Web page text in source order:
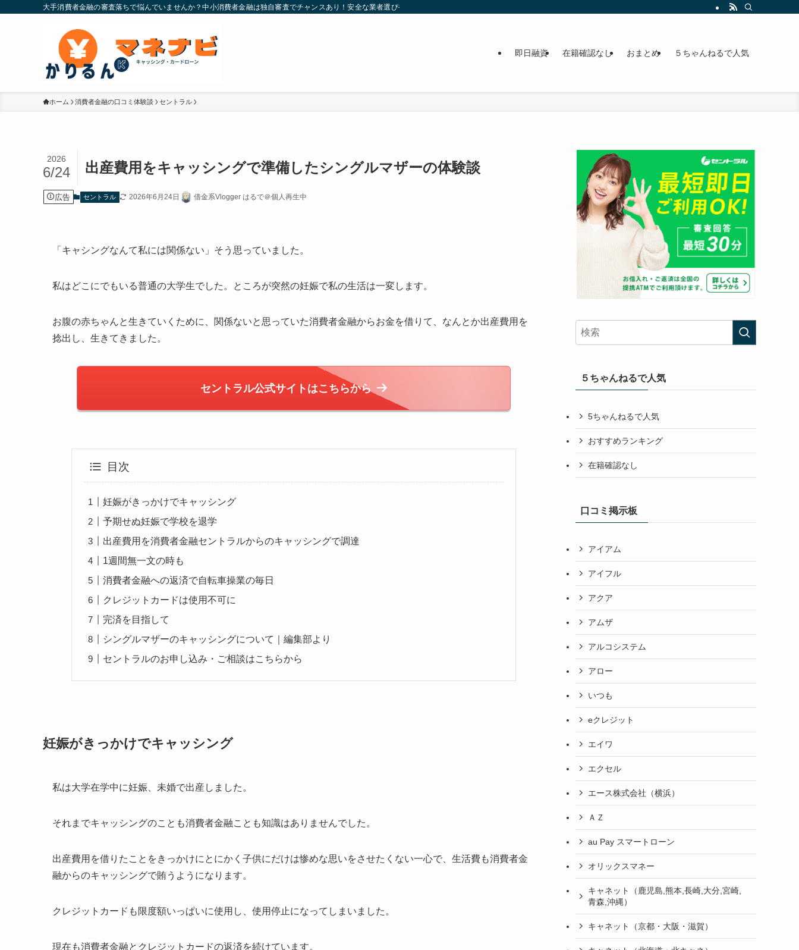
大手消費者金融の審査落ちで悩んでいませんか？中小消費者金融は独自審査でチャンスあり！安全な業者選びや審査通過のポイント、在籍確認なしの方法まで徹底解説。あなたに最適な解決策が見つかる！【FP監修】
即日融資 在籍確認なし おまとめ ５ちゃんねるで人気
ホーム 消費者金融の口コミ体験談 セントラル
出産費用をキャッシングで準備したシングルマザーの体験談
2026
6/24
広告 セントラル 2026年6月24日 借金系Vlogger はるで＠個人再生中
「キャシングなんて私には関係ない」そう思っていました。
私はどこにでもいる普通の大学生でした。ところが突然の妊娠で私の生活は一変します。
お腹の赤ちゃんと生きていくために、関係ないと思っていた消費者金融からお金を借りて、なんとか出産費用を
捻出し、生きてきました。
セントラル公式サイトはこちらから
目次
妊娠がきっかけでキャッシング
予期せぬ妊娠で学校を退学
出産費用を消費者金融セントラルからのキャッシングで調達
1週間無一文の時も
消費者金融への返済で自転車操業の毎日
クレジットカードは使用不可に
完済を目指して
シングルマザーのキャッシングについて｜編集部より
セントラルのお申し込み・ご相談はこちらから
妊娠がきっかけでキャッシング
私は大学在学中に妊娠、未婚で出産しました。
それまでキャッシングのことも消費者金融ことも知識はありませんでした。
出産費用を借りたことをきっかけにとにかく子供にだけは惨めな思いをさせたくない一心で、生活費も消費者金
融からのキャッシングで賄うようになります。
クレジットカードも限度額いっぱいに使用し、使用停止になってしまいました。
現在も消費者金融とクレジットカードの返済を続けています。
５ちゃんねるで人気
5ちゃんねるで人気
おすすめランキング
在籍確認なし
口コミ掲示板
アイアム
アイフル
アクア
アムザ
アルコシステム
アロー
いつも
eクレジット
エイワ
エクセル
エース株式会社（横浜）
ＡＺ
au Pay スマートローン
オリックスマネー
キャネット（鹿児島,熊本,長崎,大分,宮崎,
青森,沖縄）
キャネット（京都・大阪・滋賀）